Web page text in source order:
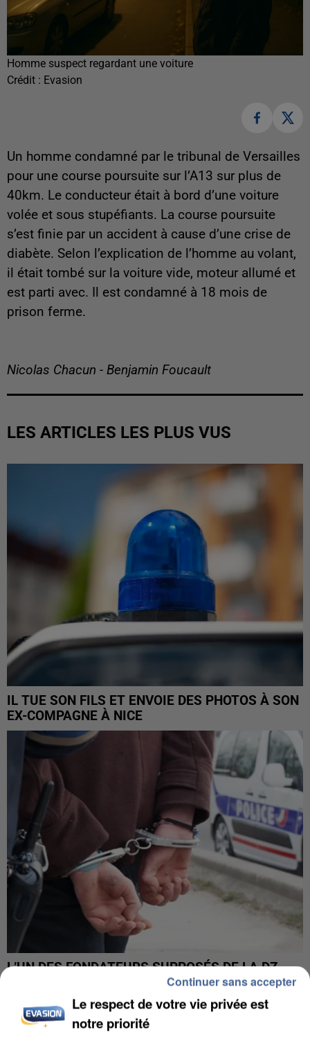
Homme suspect regardant une voiture
Crédit : Evasion
Un homme condamné par le tribunal de Versailles
pour une course poursuite sur l’A13 sur plus de
40km. Le conducteur était à bord d’une voiture
volée et sous stupéfiants. La course poursuite
s’est finie par un accident à cause d’une crise de
diabète. Selon l’explication de l’homme au volant,
il était tombé sur la voiture vide, moteur allumé et
est parti avec. Il est condamné à 18 mois de
prison ferme.
Nicolas Chacun - Benjamin Foucault
LES ARTICLES LES PLUS VUS
IL TUE SON FILS ET ENVOIE DES PHOTOS À SON
EX-COMPAGNE À NICE
L’UN DES FONDATEURS SUPPOSÉS DE LA DZ
MAFIA INTERPELLÉ EN ALGÉRIE
Le respect de votre vie privée est
notre priorité
Continuer sans accepter